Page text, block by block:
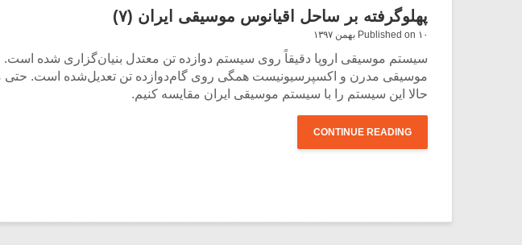
پهلوگرفته بر ساحل اقیانوس موسیقی ایران (۷)
Published on ۱۰ بهمن ۱۳۹۷
سیستم موسیقی اروپا دقیقاً روی سیستم دوازده تن معتدل بنیان‌گزاری شده است.
موسیقی مدرن و اکسپرسیونیست همگی روی گام‌دوازده تن تعدیل‌شده است. حتی
حالا این سیستم را با سیستم موسیقی ایران مقایسه کنیم.
CONTINUE READING